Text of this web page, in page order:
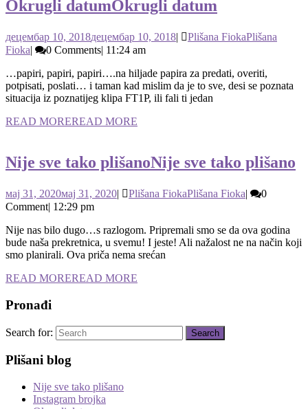
Okrugli datumOkrugli datum
децембар 10, 2018децембар 10, 2018| Plišana FiokaPlišana
Fioka| 0 Comments| 11:24 am
…papiri, papiri, papiri….na hiljade papira za predati, overiti,
potpisati, poslati… i taman kad mislim da je to sve, desi se poznata
situacija iz poznatijeg klipa FT1P, ili fali ti jedan
READ MOREREAD MORE
Nije sve tako plišanoNije sve tako plišano
мај 31, 2020мај 31, 2020| Plišana FiokaPlišana Fioka|
0
Comment| 12:29 pm
Nije nas bilo dugo…s razlogom. Pripremali smo se da ova godina
bude naša prekretnica, u svemu! I jeste! Ali nažalost ne na način koji
smo planirali. Ova priča nema srećan
READ MOREREAD MORE
Pronađi
Search for:
Plišani blog
Nije sve tako plišano
Instagram brojka